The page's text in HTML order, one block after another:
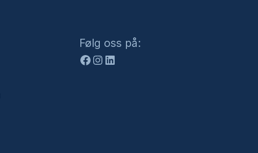
Følg oss på:
Facebook
Instagram
LinkedIn